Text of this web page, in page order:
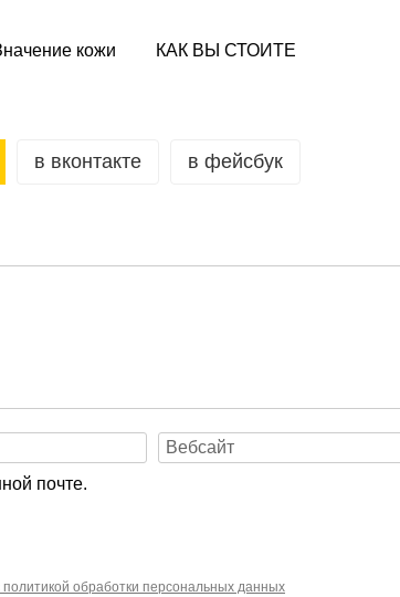
кожи КАК ВЫ СТОИТЕ
в вконтакте в фейсбук
почте.
обработки персональных данных